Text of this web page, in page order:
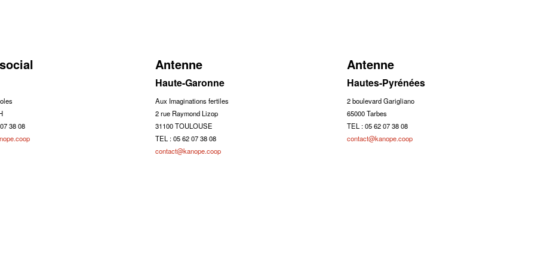
38 08
Antenne
Haute-Garonne
Aux Imaginations fertiles
2 rue Raymond Lizop
31100 TOULOUSE
TEL : 05 62 07 38 08
contact@kanope.coop
Antenne
Hautes-Pyrénées
2 boulevard Garigliano
65000 Tarbes
TEL : 05 62 07 38 08
contact@kanope.coop